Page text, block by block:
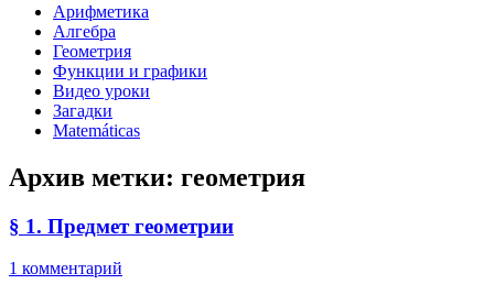
Арифметика
Алгебра
Геометрия
Функции и графики
Видео уроки
Загадки
Matemáticas
Архив метки: геометрия
§ 1. Предмет геометрии
1 комментарий